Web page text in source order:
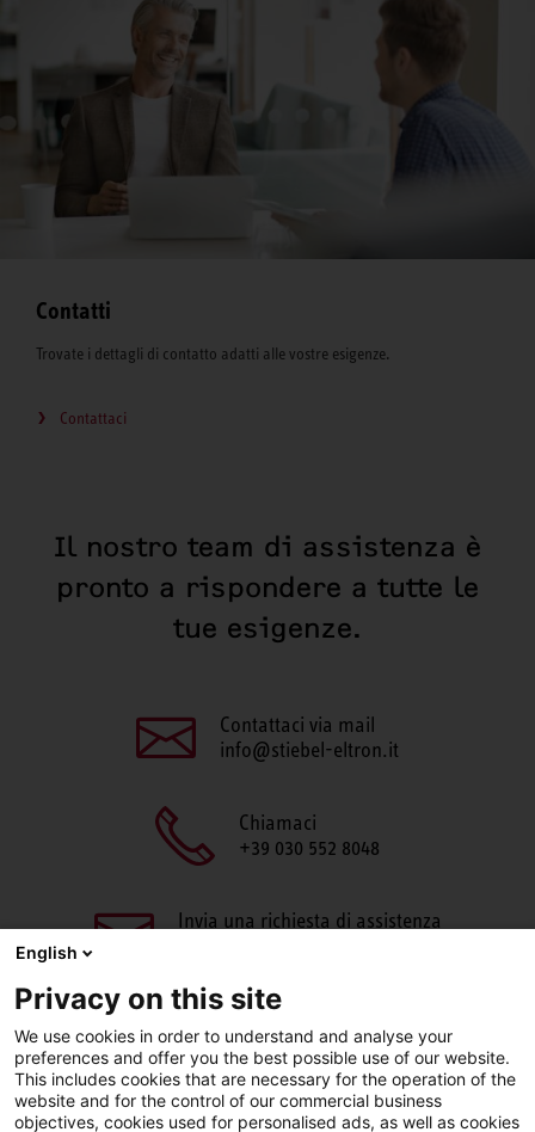
Contatti
Trovate i dettagli di contatto adatti alle vostre esigenze.
Contattaci
Il nostro team di assistenza è
pronto a rispondere a tutte le
tue esigenze.
Contattaci via mail
info@stiebel-eltron.it
Chiamaci
+39 030 552 8048
Invia una richiesta di assistenza
English
Privacy on this site
We use cookies in order to understand and analyse your
preferences and offer you the best possible use of our website.
This includes cookies that are necessary for the operation of the
website and for the control of our commercial business
objectives, cookies used for personalised ads, as well as cookies